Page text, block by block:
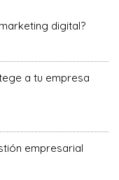
digital?
a tu empresa
empresarial